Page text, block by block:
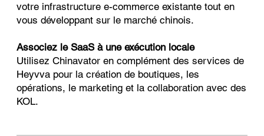
votre infrastructure e-commerce existante tout en
vous développant sur le marché chinois.
Associez le SaaS à une exécution locale
Utilisez Chinavator en complément des services de
Heyvva pour la création de boutiques, les
opérations, le marketing et la collaboration avec des
KOL.